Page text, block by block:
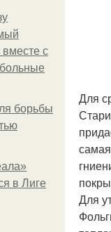
с
борьбы
в Лиге
Для
Для